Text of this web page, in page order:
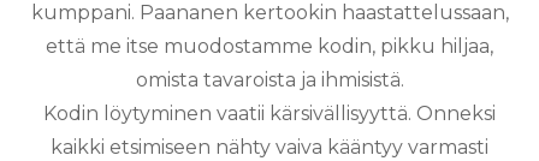
kumppani. Paananen kertookin haastattelussaan,
että me itse muodostamme kodin, pikku hiljaa,
omista tavaroista ja ihmisistä.
Kodin löytyminen vaatii kärsivällisyyttä. Onneksi
kaikki etsimiseen nähty vaiva kääntyy varmasti